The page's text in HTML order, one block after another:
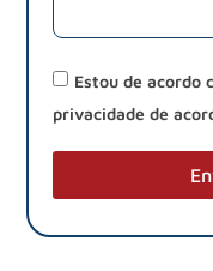
Estou de acordo
privacidade de